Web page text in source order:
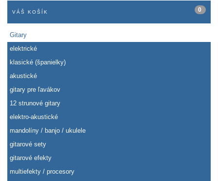
VÁŠ KOŠÍK 0
Gitary
elektrické
klasické (španielky)
akustické
gitary pre ľavákov
12 strunové gitary
elektro-akustické
mandolíny / banjo / ukulele
gitarové sety
gitarové efekty
multiefekty / procesory